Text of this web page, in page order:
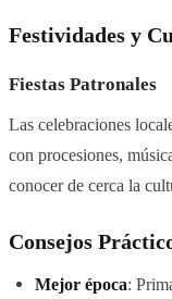
Festividades y
Fiestas Patronales
Las celebraciones
con procesiones,
conocer de cerca la
Consejos
Mejor época: